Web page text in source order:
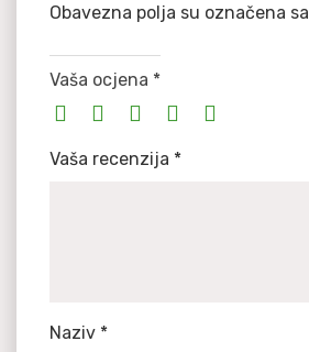
Obavezna polja su označena sa
Vaša ocjena *
Vaša recenzija *
Naziv *